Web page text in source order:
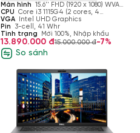
3200 MHz
Max 64 GB
PCIe NVMe,
SSD
Màn hình 15.6'' FHD (1920 x 1080) WVA,
250 nits, 60 Hz, Anti-glare
CPU Core i3 1115G4 (2 cores, 4
threads, 2.40 GHz to 3.40 GHz, 4MB
Cache)
VGA
Intel UHD Graphics
Pin
3-cell, 41 Whr
Tình trạng
Mới 100%, Nhập khẩu
13.890.000 đ15.000.000 đ-7%
So sánh